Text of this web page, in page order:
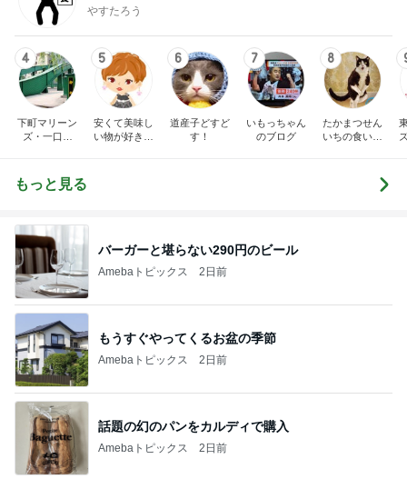
やすたろう
4
下町マリーン
ズ・一口馬
そば
5
安くて美味し
い物が好き☆
6
道産子どすど
す！
7
いもっちゃん
のブログ
8
たかまつせん
いちの食い散
もっと見る
バーガーと堪らない290円のビール
Amebaトピックス 2日前
もうすぐやってくるお盆の季節
Amebaトピックス 2日前
話題の幻のパンをカルディで購入
Amebaトピックス 2日前